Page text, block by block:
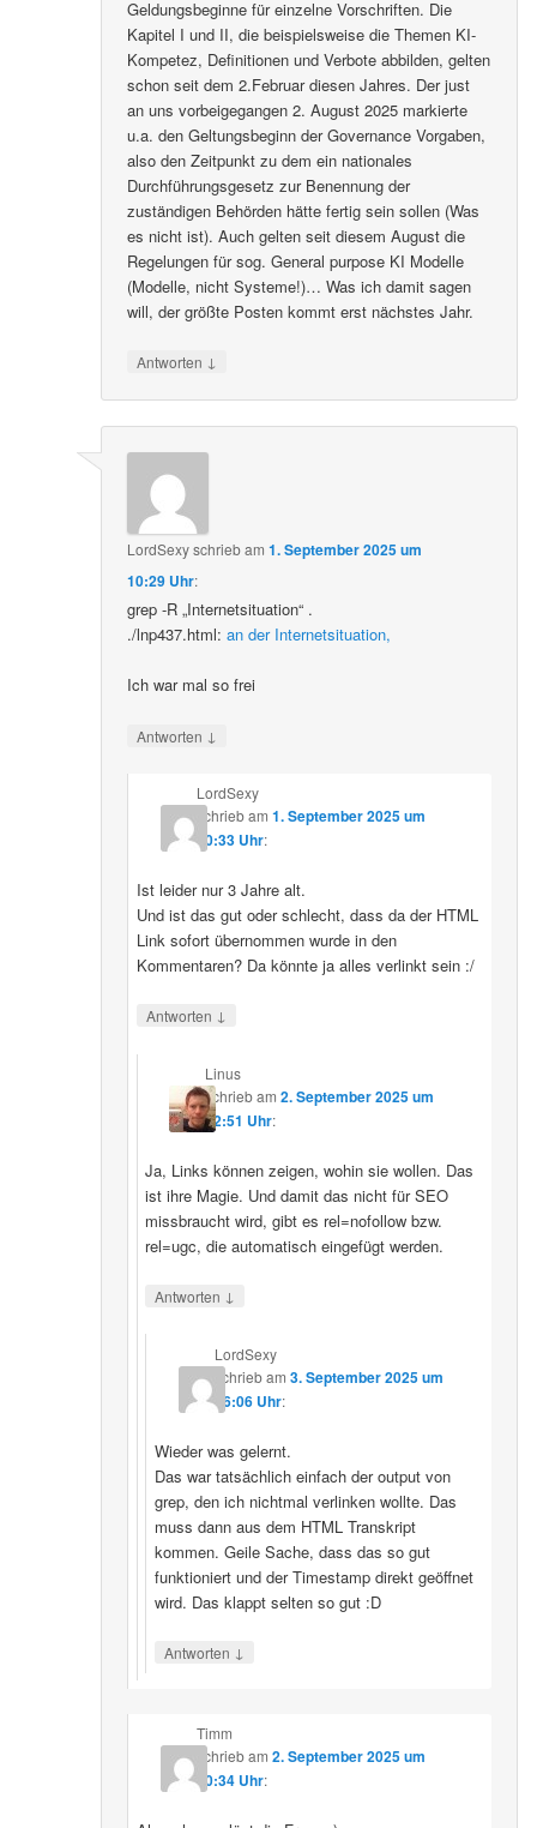
Geldungsbeginne für einzelne Vorschriften. Die
Kapitel I und II, die beispielsweise die Themen KI-
Kompetez, Definitionen und Verbote abbilden, gelten
schon seit dem 2.Februar diesen Jahres. Der just
an uns vorbeigegangen 2. August 2025 markierte
u.a. den Geltungsbeginn der Governance Vorgaben,
also den Zeitpunkt zu dem ein nationales
Durchführungsgesetz zur Benennung der
zuständigen Behörden hätte fertig sein sollen (Was
es nicht ist). Auch gelten seit diesem August die
Regelungen für sog. General purpose KI Modelle
(Modelle, nicht Systeme!)… Was ich damit sagen
will, der größte Posten kommt erst nächstes Jahr.
Antworten ↓
LordSexyschriebam1. September 2025 um
10:29 Uhr:
grep -R „Internetsituation“ .
./lnp437.html:an der Internetsituation,
Ich war mal so frei
Antworten ↓
LordSexy
schriebam 1. September 2025 um
10:33 Uhr:
Ist leider nur 3 Jahre alt.
Und ist das gut oder schlecht, dass da der HTML
Link sofort übernommen wurde in den
Kommentaren? Da könnte ja alles verlinkt sein :/
Antworten ↓
Linus
schriebam2. September 2025 um
12:51 Uhr:
Ja, Links können zeigen, wohin sie wollen. Das
ist ihre Magie. Und damit das nicht für SEO
missbraucht wird, gibt es rel=nofollow bzw.
rel=ugc, die automatisch eingefügt werden.
Antworten ↓
LordSexy
schriebam 3. September 2025 um
16:06 Uhr:
Wieder was gelernt.
Das war tatsächlich einfach der output von
grep, den ich nichtmal verlinken wollte. Das
muss dann aus dem HTML Transkript
kommen. Geile Sache, dass das so gut
funktioniert und der Timestamp direkt geöffnet
wird. Das klappt selten so gut :D
Antworten ↓
Timm
schriebam 2. September 2025 um
10:34 Uhr: